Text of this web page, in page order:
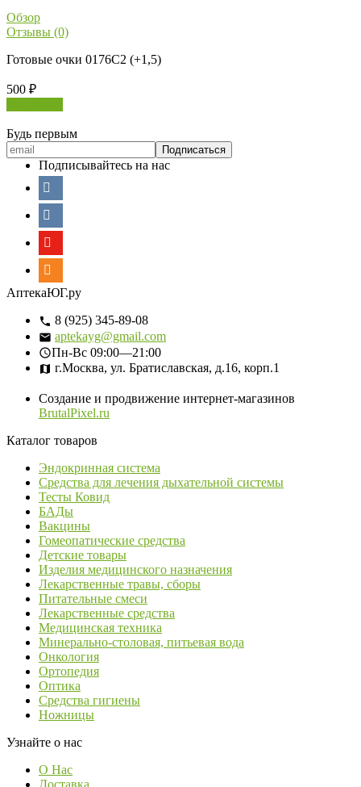
Обзор
Отзывы (0)
Готовые очки 0176C2 (+1,5)
500 ₽
Будь первым
Подписывайтесь на нас
АптекаЮГ.ру
8 (925) 345-89-08
aptekayg@gmail.com
Пн-Вс 09:00—21:00
г.Москва, ул. Братиславская, д.16, корп.1
Создание и продвижение интернет-магазинов
BrutalPixel.ru
Каталог товаров
Эндокринная система
Средства для лечения дыхательной системы
Тесты Ковид
БАДы
Вакцины
Гомеопатические средства
Детские товары
Изделия медицинского назначения
Лекарственные травы, сборы
Питательные смеси
Лекарственные средства
Медицинская техника
Минерально-столовая, питьевая вода
Онкология
Ортопедия
Оптика
Средства гигиены
Ножницы
Узнайте о нас
О Нас